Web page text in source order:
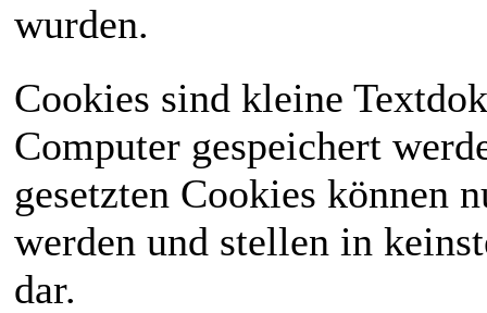
wurden.
Cookies sind kleine
Computer gespeichert
gesetzten Cookies können
werden und stellen in
dar.